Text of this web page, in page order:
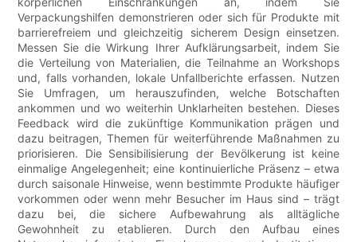
Verpackungshilfen demonstrieren oder sich für Produkte mit
barrierefreiem und gleichzeitig sicherem Design einsetzen.
Messen Sie die Wirkung Ihrer Aufklärungsarbeit, indem Sie
die Verteilung von Materialien, die Teilnahme an Workshops
und, falls vorhanden, lokale Unfallberichte erfassen. Nutzen
Sie Umfragen, um herauszufinden, welche Botschaften
ankommen und wo weiterhin Unklarheiten bestehen. Dieses
Feedback wird die zukünftige Kommunikation prägen und
dazu beitragen, Themen für weiterführende Maßnahmen zu
priorisieren. Die Sensibilisierung der Bevölkerung ist keine
einmalige Angelegenheit; eine kontinuierliche Präsenz – etwa
durch saisonale Hinweise, wenn bestimmte Produkte häufiger
vorkommen oder wenn mehr Besucher im Haus sind – trägt
dazu bei, die sichere Aufbewahrung als alltägliche
Gewohnheit zu etablieren. Durch den Aufbau eines